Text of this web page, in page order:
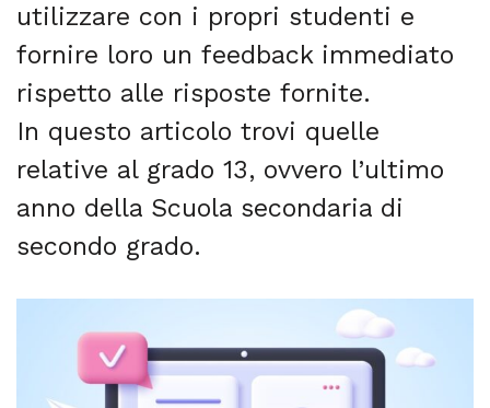
utilizzare con i propri studenti e
fornire loro un feedback immediato
rispetto alle risposte fornite.
In questo articolo trovi quelle
relative al grado 13, ovvero l’ultimo
anno della Scuola secondaria di
secondo grado.